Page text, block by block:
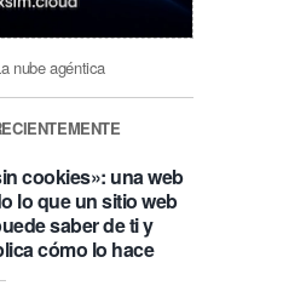
nube agéntica
cookies»: una web
lo que un sitio web
saber de ti y
cómo lo hace